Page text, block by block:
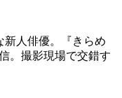
新人俳優。『きらめ
。撮影現場で交錯す